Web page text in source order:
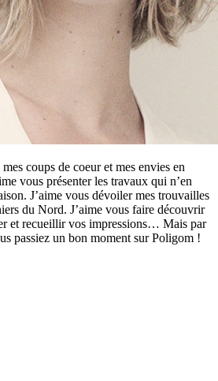
coups de coeur et mes envies en
vous présenter les travaux qui n’en
J’aime vous dévoiler mes trouvailles
du Nord. J’aime vous faire découvrir
et recueillir vos impressions… Mais par
passiez un bon moment sur Poligom !